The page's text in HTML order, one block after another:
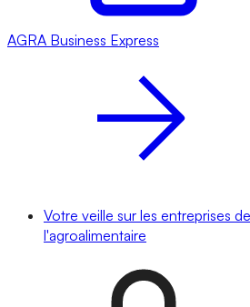
AGRA Business Express
Votre veille sur les entreprises
l'agroalimentaire